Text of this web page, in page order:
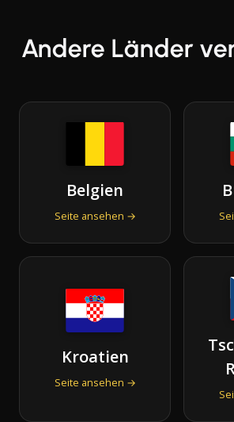
Andere Länder
Belgien
Seite ansehen →
Kroatien
Seite ansehen →